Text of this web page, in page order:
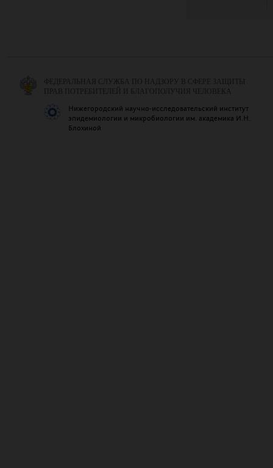
ФЕДЕРАЛЬНАЯ СЛУЖБА ПО НАДЗОРУ В СФЕРЕ ЗАЩИТЫ
ПРАВ ПОТРЕБИТЕЛЕЙ И БЛАГОПОЛУЧИЯ ЧЕЛОВЕКА
Нижегородский научно-исследовательский институт
эпидемиологии и микробиологии им. академика И.Н.
Блохиной